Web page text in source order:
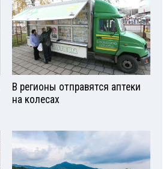
В регионы отправятся аптеки
на колесах